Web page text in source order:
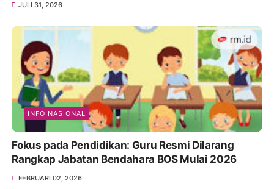
JULI 31, 2026
INFO NASIONAL
Fokus pada Pendidikan: Guru Resmi Dilarang
Rangkap Jabatan Bendahara BOS Mulai 2026
FEBRUARI 02, 2026